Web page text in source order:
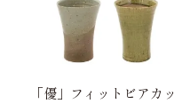
「優」フィットビアカッ